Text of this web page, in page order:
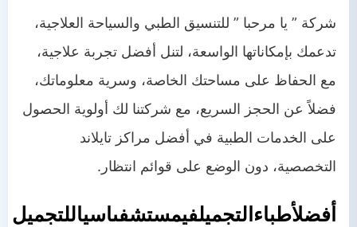
شركة ” يا مرحبا ” للتنسيق الطبي والسياحة العلاجية،
تدعمك بإمكاناتها الواسعة، لتنل أفضل تجربة علاجية،
مع الحفاظ على مساحتك الخاصة، وسرية معلوماتك،
فضلاً عن الحجز السريع، مع شركتنا لك أولوية الحصول
على الخدمات الطبية في أفضل مراكز تايلاند
التخصصية، دون الوضع على قوائم انتظار.
أفضلأطباء التجميلفيمستشفىاسياللتجميل